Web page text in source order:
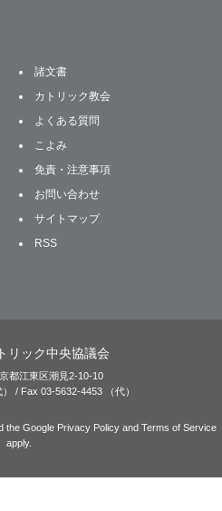
諸文書
カトリック教会
よくある質問
こよみ
免責・注意事項
お問い合わせ
サイトマップ
RSS
リック中央協議会
都江東区潮見2-10-10
/ Fax 03-5632-4453 （代）
the Google Privacy Policy and Terms of Service
apply.